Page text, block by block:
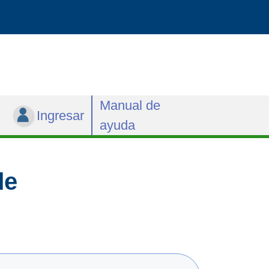
Ingresar
Manual de
ayuda